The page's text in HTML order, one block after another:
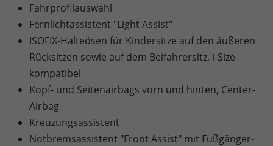
Fahrprofilauswahl
Fernlichtassistent "Light Assist"
ISOFIX-Halteösen für Kindersitze auf den äußeren
Rücksitzen sowie auf dem Beifahrersitz, i-Size-
kompatibel
Kopf- und Seitenairbags vorn und hinten, Center-
Airbag
Kreuzungsassistent
Notbremsassistent "Front Assist" mit Fußgänger-